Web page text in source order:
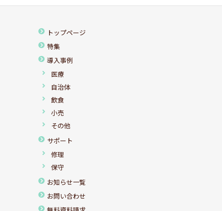
トップページ
特集
導入事例
医療
自治体
飲食
小売
その他
サポート
修理
保守
お知らせ一覧
お問い合わせ